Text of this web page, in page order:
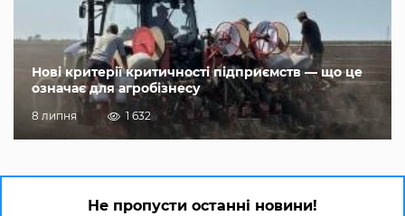
Нові критерії критичності підприємств — що це
означає для агробізнесу
8 липня 1 632
Не пропусти останні новини!